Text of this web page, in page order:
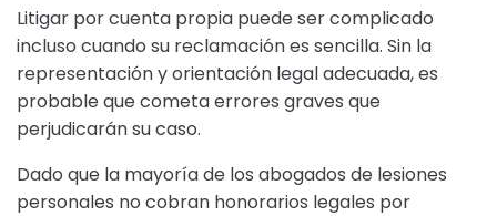
Litigar por cuenta propia puede ser complicado
incluso cuando su reclamación es sencilla. Sin la
representación y orientación legal adecuada, es
probable que cometa errores graves que
perjudicarán su caso.
Dado que la mayoría de los abogados de lesiones
personales no cobran honorarios legales por